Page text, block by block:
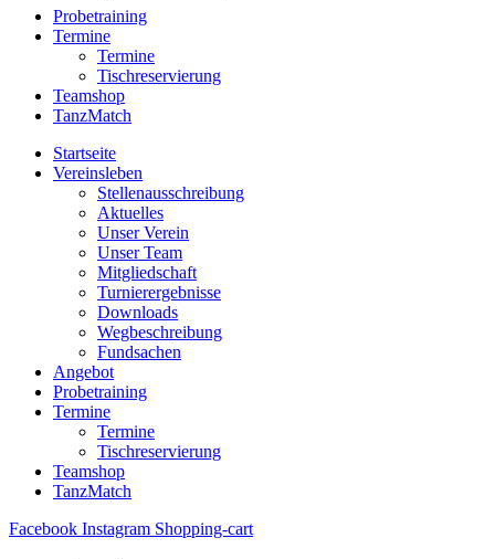
Probetraining
Termine
Termine
Tischreservierung
Teamshop
TanzMatch
Startseite
Vereinsleben
Stellenausschreibung
Aktuelles
Unser Verein
Unser Team
Mitgliedschaft
Turnierergebnisse
Downloads
Wegbeschreibung
Fundsachen
Angebot
Probetraining
Termine
Termine
Tischreservierung
Teamshop
TanzMatch
Facebook Instagram Shopping-cart